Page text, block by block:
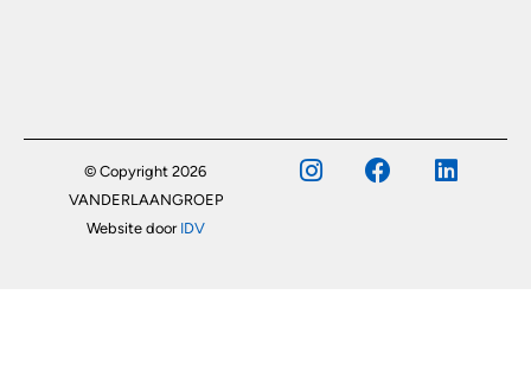
© Copyright 2026
VANDERLAANGROEP
Website door IDV